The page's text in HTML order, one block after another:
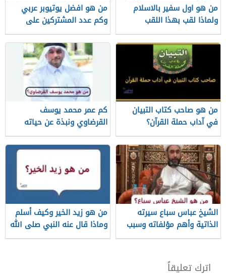
من هو اول سفير بالاسلام
ولماذا لقب بهذا اللقب
من هو افضل يوتيوبر عربي
وكم عدد المشتركين على
قناته الرسمية
من هو صاحب كتاب التبيان
في آداب حملة القرآن؟
كم عمر محمد يوسف
القرضاوي ونبذة عن حياته
الشيخ عباس سباع سيرته
الذاتية وأهم مؤلفاته وسبب
وفاته
من هو زيد الخير وكيف أسلم
وماذا قال عنه النبي صلى الله
عليه وسلم؟
اترك تعليقاً